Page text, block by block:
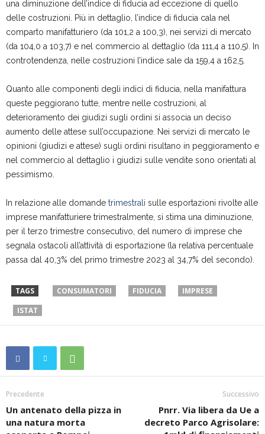
una diminuzione dell’indice di fiducia ad eccezione di quello
delle costruzioni. Più in dettaglio, l’indice di fiducia cala nel
comparto manifatturiero (da 101,2 a 100,3), nei servizi di mercato
(da 104,0 a 103,7) e nel commercio al dettaglio (da 111,4 a 110,5). In
controtendenza, nelle costruzioni l’indice sale da 159,4 a 162,5.
Quanto alle componenti degli indici di fiducia, nella manifattura
queste peggiorano tutte, mentre nelle costruzioni, al
deterioramento dei giudizi sugli ordini si associa un deciso
aumento delle attese sull’occupazione. Nei servizi di mercato le
opinioni (giudizi e attese) sugli ordini risultano in peggioramento e
nel commercio al dettaglio i giudizi sulle vendite sono orientati al
pessimismo.
In relazione alle domande trimestrali sulle esportazioni rivolte alle
imprese manifatturiere trimestralmente, si stima una diminuzione,
per il terzo trimestre consecutivo, del numero di imprese che
segnala ostacoli all’attività di esportazione (la relativa percentuale
passa dal 40,3% del primo trimestre 2023 al 34,7% del secondo).
TAGS CONSUMATORI FIDUCIA
IMPRESE
ISTAT
Precedente
Un antenato della pizza in
una natura morta
Successivo
Pnrr. Via libera da Ue a
decreto Parco Agrisolare: